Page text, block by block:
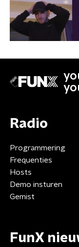
Radio
Programmering
Frequenties
Hosts
Demo insturen
Gemist
FunX